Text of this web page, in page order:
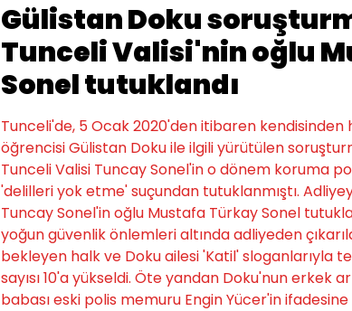
Gülistan Doku
Tunceli Valisi'nin oğlu
Sonel tutuklandı
Tunceli'de, 5 Ocak 2020'den itibaren
öğrencisi Gülistan Doku ile ilgili yürütülen
Tunceli Valisi Tuncay Sonel'in o dönem koruma
'delilleri yok etme' suçundan tutuklanmıştı.
Tuncay Sonel'in oğlu Mustafa Türkay Sonel
yoğun güvenlik önlemleri altında adliyeden
bekleyen halk ve Doku ailesi 'Katil' sloganlarıyla
sayısı 10'a yükseldi. Öte yandan Doku'nun erkek
babası eski polis memuru Engin Yücer'in ifadesine